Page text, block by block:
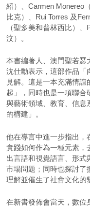
紹）、Carmen Monereo
比克）、Rui Torres 及
（聖多美和普林西比）
汶）。
本書編著人、澳門聖若瑟
沈仕勳表示，這部作品「
見解。這是一本充滿情
起」，同時也是一項聯合
與藝術領域、教育、信息
的構建」。
他在導言中進一步指出，
實踐如何作為一種元素，
出言語和視覺語言、形式
市場問題；同時也探討了
理解並催生了社會文化的
在新書發佈會當天，數位